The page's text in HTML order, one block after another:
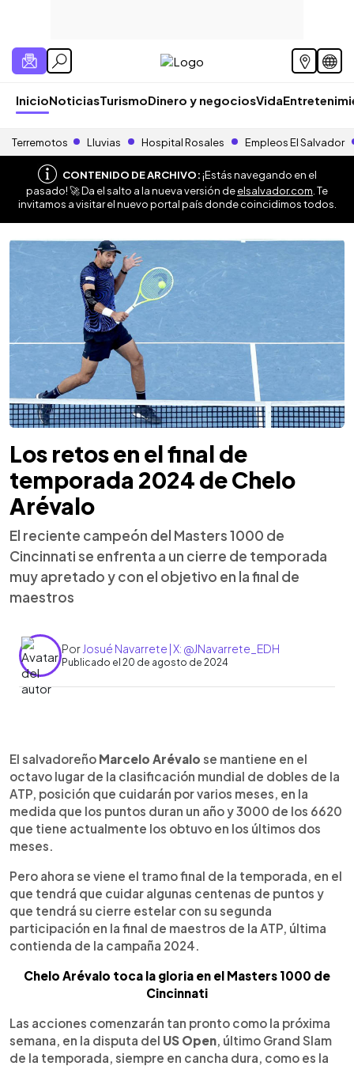
InicioNoticiasTurismoDinero y negociosVida
Terremotos Lluvias Hospital Rosales Empleos El Salvador
CONTENIDO DE ARCHIVO:¡Estás navegando en el
pasado! 🚀 Da el salto a la nueva versión deelsalvador.com . Te
invitamos a visitar el nuevo portal país donde coincidimos todos.
Los retos en el final de
temporada 2024 de Chelo
Arévalo
El reciente campeón del Masters 1000 de
Cincinnati se enfrenta a un cierre de temporada
muy apretado y con el objetivo en la final de
maestros
Por Josué Navarrete | X: @JNavarrete_EDH
Publicado el 20 de agosto de 2024
► Escuchar artículo
El salvadoreño Marcelo Arévalo se mantiene en el
octavo lugar de la clasificación mundial de dobles de la
ATP, posición que cuidarán por varios meses, en la
medida que los puntos duran un año y 3000 de los 6620
que tiene actualmente los obtuvo en los últimos dos
meses.
Pero ahora se viene el tramo final de la temporada, en el
que tendrá que cuidar algunas centenas de puntos y
que tendrá su cierre estelar con su segunda
participación en la final de maestros de la ATP, última
contienda de la campaña 2024.
Chelo Arévalo toca la gloria en el Masters 1000 de
Cincinnati
Las acciones comenzarán tan pronto como la próxima
semana, en la disputa del US Open , último Grand Slam
de la temporada, siempre en cancha dura, como es la